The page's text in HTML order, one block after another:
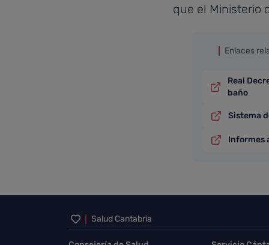
que el Ministerio
Enlaces
Real
baño
Sistema
Informes
Inicio del pie de página
Salud Cantabria